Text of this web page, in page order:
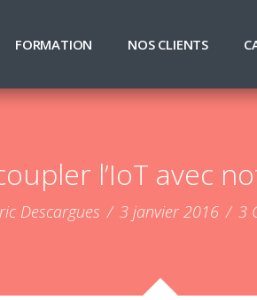
FORMATION NOS CLIENTS
l’IoT avec
Descargues / 3 janvier 2016 / 3